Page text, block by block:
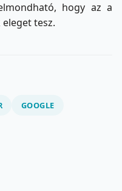
hogy az a
tesz.
GOOGLE